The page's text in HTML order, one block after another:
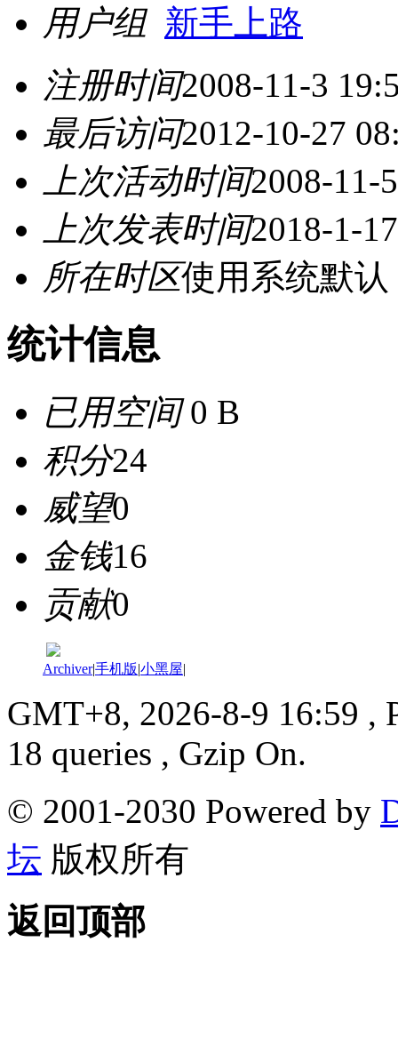
用户组 新手上路
注册时间2008-11-3
最后访问2012-10-27
上次活动时间2008-11-
上次发表时间2018-1-
所在时区使用系统默认
统计信息
已用空间0 B
积分24
威望0
金钱16
贡献0
Archiver|手机版|小黑屋|
GMT+8, 2026-8-9 16:59 ,
18 queries , Gzip On.
© 2001-2030 Powered by
坛 版权所有
返回顶部